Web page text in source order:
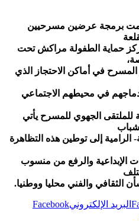
تمت برمجة عرضين مسرحيين
حماية الطفولة مراكش تحت
المسرح في أماكن الاحتجاز الذي
في محيطهم الاجتماعي
للملتقى الجهوي للمسرح يأتي
الرامية إلى توطين هذه التظاهرة
الإبداعية والرفع من منسوب
الثقافي والفني محليا ووطنيا.
البريد الإلكترونيFacebook